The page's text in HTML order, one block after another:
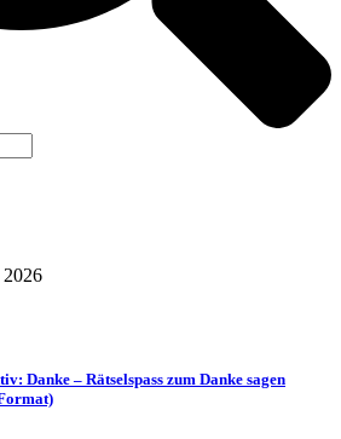
Danke – Rätselspass zum Danke sagen